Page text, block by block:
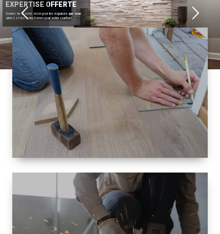
EXPERTISE OFFERTE
Donner vie à votre vision pour les espaces que vous
aimez et les transformer pour votre confort.
TAILLE
PETITE À
GRANDE
RÉNOVATION